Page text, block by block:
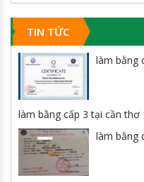
TIN TỨC
làm bằng
làm bằng cấp 3 tại cần thơ
làm bằng